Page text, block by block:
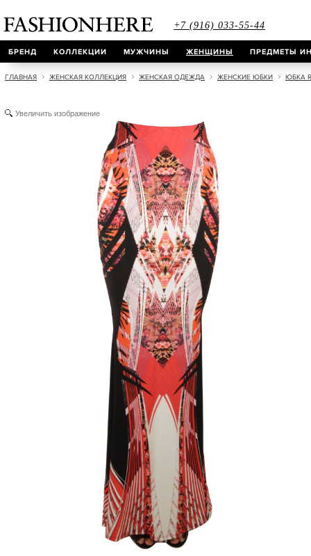
+7 (916) 033-55-44
БРЕНД КОЛЛЕКЦИИ МУЖЧИНЫ ЖЕНЩИНЫ ПРЕДМЕТЫ
ГЛАВНАЯ ЖЕНСКАЯ КОЛЛЕКЦИЯ ЖЕНСКАЯ ОДЕЖДА ЖЕНСКИЕ ЮБКИ ЮБКА
Увеличить изображение